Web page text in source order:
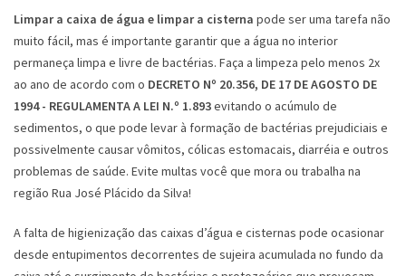
Limpar a caixa de água e limpar a cisterna pode ser uma tarefa não
muito fácil, mas é importante garantir que a água no interior
permaneça limpa e livre de bactérias. Faça a limpeza pelo menos 2x
ao ano de acordo com o DECRETO Nº 20.356, DE 17 DE AGOSTO DE
1994 - REGULAMENTA A LEI N.º 1.893evitando o acúmulo de
sedimentos, o que pode levar à formação de bactérias prejudiciais e
possivelmente causar vômitos, cólicas estomacais, diarréia e outros
problemas de saúde. Evite multas você que mora ou trabalha na
região Rua José Plácido da Silva!
A falta de higienização das caixas d’água e cisternas pode ocasionar
desde entupimentos decorrentes de sujeira acumulada no fundo da